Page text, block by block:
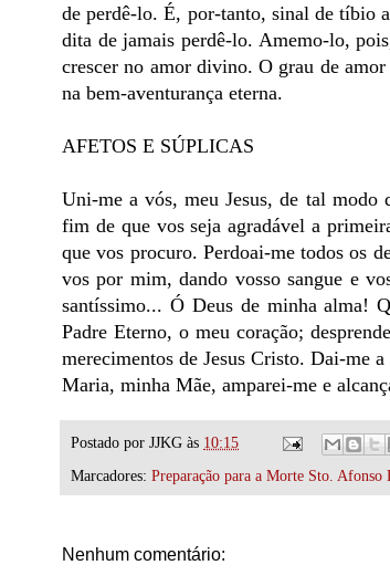
de perdê-lo. É, por-tanto, sinal de tíbio
dita de jamais perdê-lo. Amemo-lo,
crescer no amor divino. O grau de
na bem-aventurança eterna.
AFETOS E SÚPLICAS
Uni-me a vós, meu Jesus, de tal modo
fim de que vos seja agradável a
que vos procuro. Perdoai-me todos os
vos por mim, dando vosso sangue e
santíssimo... Ó Deus de minha alma!
Padre Eterno, o meu coração;
merecimentos de Jesus Cristo. Dai-me
Maria, minha Mãe, amparei-me e
Postado por JJKG às 10:15
Marcadores: Preparação para a Morte Sto.
Nenhum comentário: